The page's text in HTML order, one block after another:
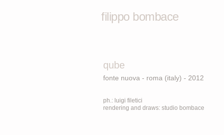
filippo bombace
qube
fonte nuova - roma (italy) - 2012
ph.: luigi filetici
rendering and draws: studio bombace